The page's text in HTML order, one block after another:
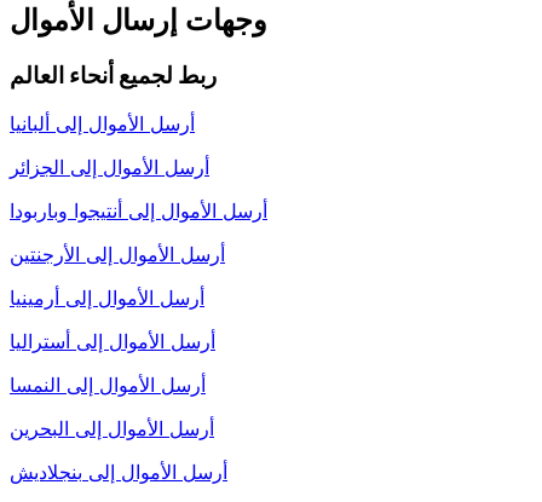
وجهات إرسال الأموال
ربط لجميع أنحاء العالم
أرسل الأموال إلى ألبانيا
أرسل الأموال إلى الجزائر
أرسل الأموال إلى أنتيجوا وباربودا
أرسل الأموال إلى الأرجنتين
أرسل الأموال إلى أرمينيا
أرسل الأموال إلى أستراليا
أرسل الأموال إلى النمسا
أرسل الأموال إلى البحرين
أرسل الأموال إلى بنجلاديش